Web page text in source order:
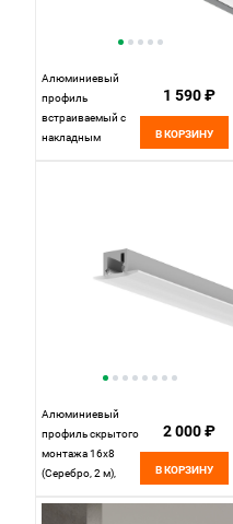
Алюминиевый
профиль
встраиваемый с
накладным
1 590 ₽
В КОРЗИНУ
Алюминиевый
профиль скрытого
монтажа 16x8
(Серебро, 2 м),
2 000 ₽
В КОРЗИНУ